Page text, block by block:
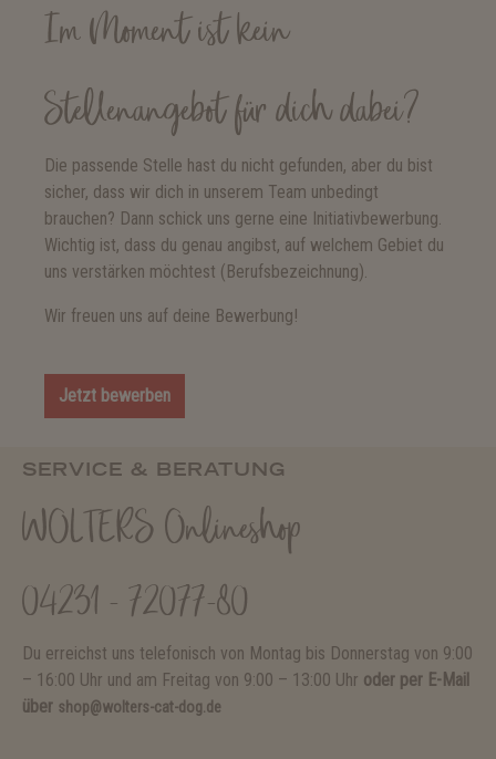
Im Moment ist kein
Stellenangebot für dich dabei?
Die passende Stelle hast du nicht gefunden, aber du bist
sicher, dass wir dich in unserem Team unbedingt
brauchen? Dann schick uns gerne eine Initiativbewerbung.
Wichtig ist, dass du genau angibst, auf welchem Gebiet du
uns verstärken möchtest (Berufsbezeichnung).
Wir freuen uns auf deine Bewerbung!
Jetzt bewerben
SERVICE & BERATUNG
WOLTERS Onlineshop
04231 - 72077-80
Du erreichst uns telefonisch von Montag bis Donnerstag von 9:00
– 16:00 Uhr und am Freitag von 9:00 – 13:00 Uhr oder per E-Mail
über shop@wolters-cat-dog.de